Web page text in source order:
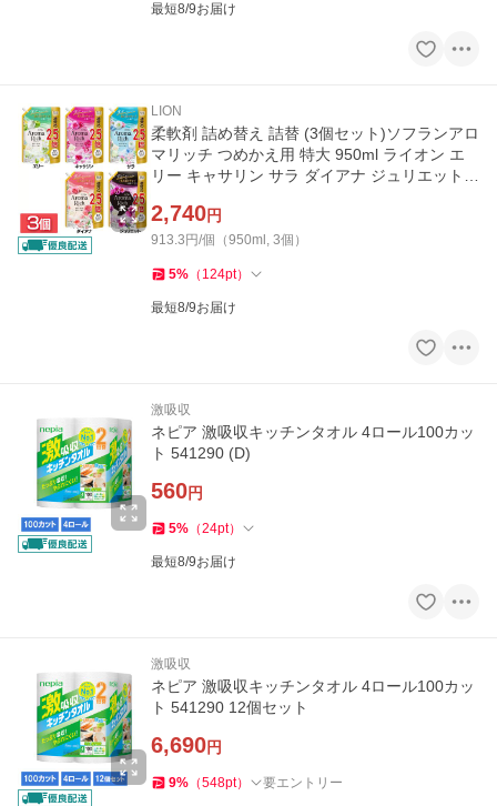
最短8/9お届け
LION
柔軟剤 詰め替え 詰替 (3個セット)ソフランアロ
マリッチ つめかえ用 特大 950ml ライオン エ
リー キャサリン サラ ダイアナ ジュリエット
2,740円
913.3円/個（950ml, 3個）
5% （ 124pt）
最短8/9お届け
激吸収
ネピア 激吸収キッチンタオル 4ロール100カッ
ト 541290 (D)
560円
5% （24pt）
最短8/9お届け
激吸収
ネピア 激吸収キッチンタオル 4ロール100カッ
ト 541290 12個セット
6,690円
9% （548pt） 要エントリー